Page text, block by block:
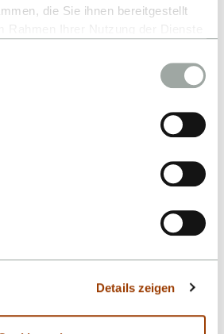
die Sie ihnen bereitgestellt
und personenbezogene
Sie unserer
Details zeigen
die Forschungs- und
tätig, unter
Institute (RRI).
Prof. Dr. Arjan
in der Hochschulleitung.